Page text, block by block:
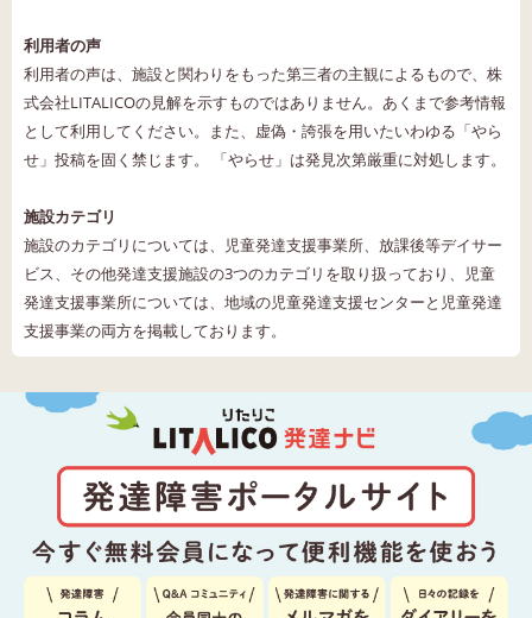
利用者の声
利用者の声は、施設と関わりをもった第三者の主観によるもので、株
式会社LITALICOの見解を示すものではありません。あくまで参考情報
として利用してください。また、虚偽・誇張を用いたいわゆる「やら
せ」投稿を固く禁じます。 「やらせ」は発見次第厳重に対処します。
施設カテゴリ
施設のカテゴリについては、児童発達支援事業所、放課後等デイサー
ビス、その他発達支援施設の3つのカテゴリを取り扱っており、児童
発達支援事業所については、地域の児童発達支援センターと児童発達
支援事業の両方を掲載しております。